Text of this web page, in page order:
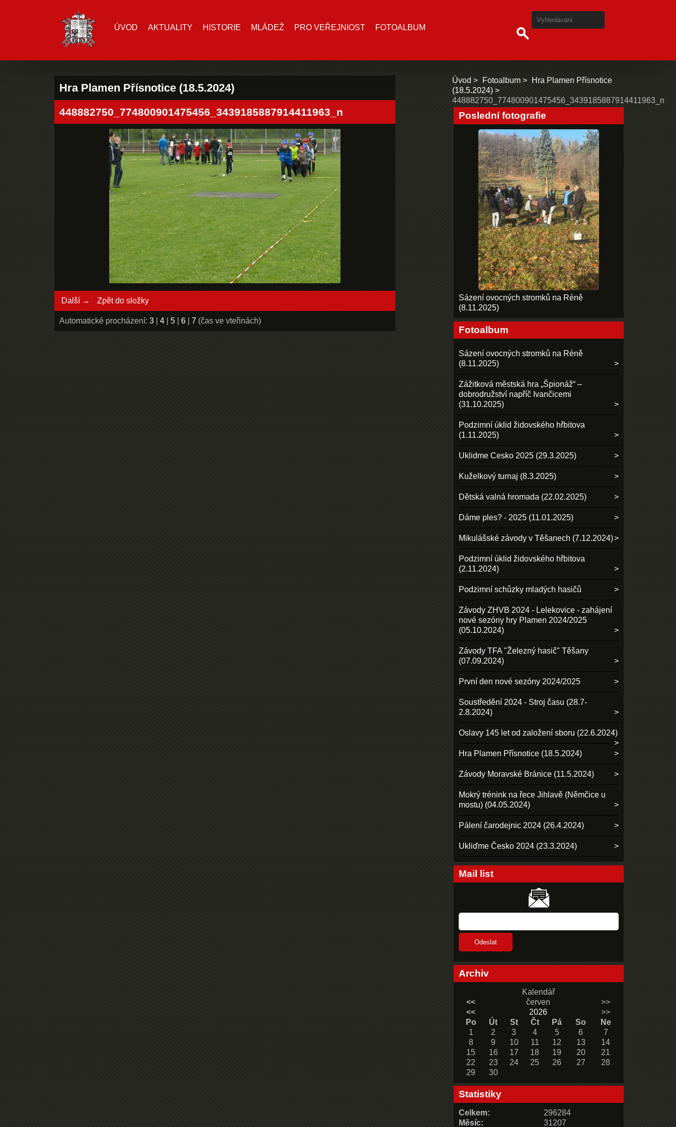
ÚVOD AKTUALITY HISTORIE MLÁDEŽ PRO VEŘEJNIOST FOTOALBUM
Hra Plamen Přísnotice (18.5.2024)
448882750_774800901475456_3439185887914411963_n
Další → Zpět do složky
Automatické procházení: 3| 4| 5| 6| 7 (čas ve vteřinách)
Úvod Fotoalbum
Hra Plamen Přísnotice
(18.5.2024)
448882750_774800901475456_3439185887914411963_n
Poslední fotografie
Sázení ovocných stromků na Réně
(8.11.2025)
Fotoalbum
Sázení ovocných stromků na Réně
(8.11.2025)
Zážitková městská hra „Špionáž“ –
dobrodružství napříč Ivančicemi
(31.10.2025)
Podzimní úklid židovského hřbitova
(1.11.2025)
Uklidme Cesko 2025 (29.3.2025)
Kuželkový turnaj (8.3.2025)
Dětská valná hromada (22.02.2025)
Dáme ples? - 2025 (11.01.2025)
Mikulášské závody v Těšanech (7.12.2024)
Podzimní úklid židovského hřbitova
(2.11.2024)
Podzimní schůzky mladých hasičů
Závody ZHVB 2024 - Lelekovice - zahájení
nové sezóny hry Plamen 2024/2025
(05.10.2024)
Závody TFA "Železný hasič" Těšany
(07.09.2024)
První den nové sezóny 2024/2025
Soustředění 2024 - Stroj času (28.7-
2.8.2024)
Oslavy 145 let od založení sboru (22.6.2024)
Hra Plamen Přísnotice (18.5.2024)
Závody Moravské Bránice (11.5.2024)
Mokrý trénink na řece Jihlavě (Němčice u
mostu) (04.05.2024)
Pálení čarodejnic 2024 (26.4.2024)
Ukliďme Česko 2024 (23.3.2024)
Mail list
Archiv
Kalendář
<<
červen
>>
<<
2026
>>
Po
Út St Čt Pá So
Ne
1
2 3 4 5 6
7
8
9 10 11 12 13
14
15
16 17 18 19 20
21
22
23 24 25 26 27
28
29
30
Statistiky
Celkem:
296284
Měsíc:
31207